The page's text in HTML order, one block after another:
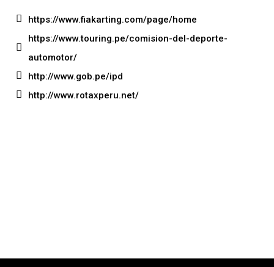
https://www.fiakarting.com/page/home
https://www.touring.pe/comision-del-deporte-
automotor/
http://www.gob.pe/ipd
http://www.rotaxperu.net/